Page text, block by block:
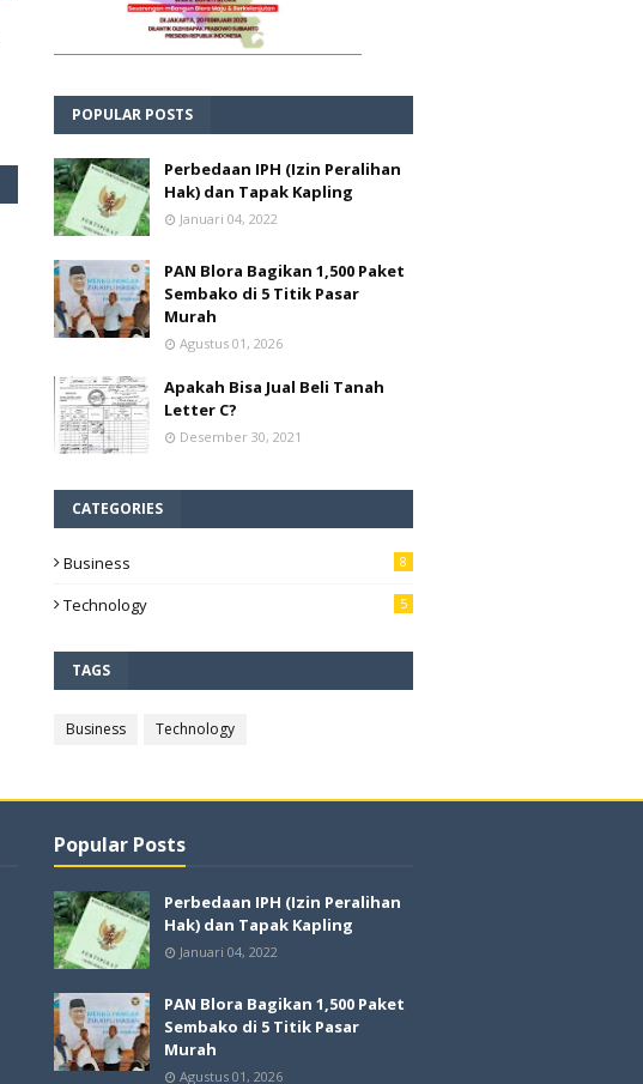
POPULAR POSTS
Perbedaan IPH (Izin Peralihan
Hak) dan Tapak Kapling
Januari 04, 2022
PAN Blora Bagikan 1,500 Paket
Sembako di 5 Titik Pasar
Murah
Agustus 01, 2026
Apakah Bisa Jual Beli Tanah
Letter C?
Desember 30, 2021
CATEGORIES
Business 8
Technology 5
TAGS
Business Technology
Popular Posts
Perbedaan IPH (Izin Peralihan
Hak) dan Tapak Kapling
Januari 04, 2022
PAN Blora Bagikan 1,500 Paket
Sembako di 5 Titik Pasar
Murah
Agustus 01, 2026